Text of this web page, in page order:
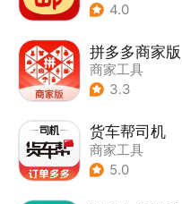
4.0
拼多多商家版
商家工具
3.3
货车帮司机
商家工具
5.0